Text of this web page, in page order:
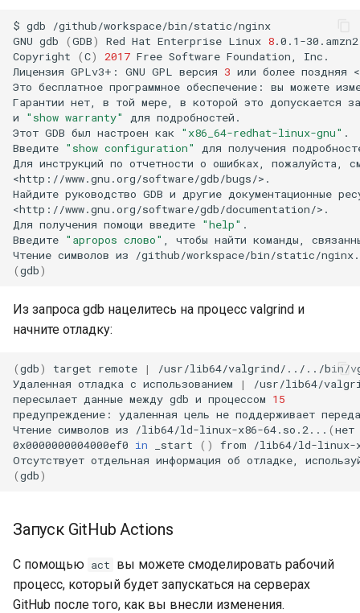
$ gdb
/github/workspace/bin/static/nginx
GNU gdb (GDB) Red Hat Enterprise Linux 8.0.1-
Copyright
(C) 2017 Free Software Foundation,
Inc.
Лицензия GPLv3+: GNU GPL версия 3 или более поздняя
Это бесплатное программное обеспечение: вы можете
Гарантии нет, в той мере, в которой это допускается
и
"show warranty" для подробностей.
Этот GDB был настроен как "x86_64-redhat-linux-gnu" .
Введите "show configuration" для получения
Для инструкций по отчетности о ошибках, пожалуйста,
<http://www.gnu.org/software/gdb/bugs/>.
Найдите руководство GDB и другие документационные
<http://www.gnu.org/software/gdb/documentation/>.
Для получения помощи введите "help" .
Введите "apropos слово" чтобы найти команды,
Чтение символов из
(gdb)
Из запроса gdb нацелитесь на процесс valgrind и
начните отладку:
(gdb) target remote |
/usr/lib64/valgrind/../../bin/
Удаленная отладка с использованием |
/usr/lib64/
пересылает данные между gdb и процессом 15
предупреждение:
удаленная цель не поддерживает
Чтение символов из /lib64/ld-linux-x86-64.so.2... (нет
0x0000000004000ef0 in _start () from
/lib64/ld-linux-
Отсутствует отдельная информация об отладке,
(gdb)
Запуск GitHub Actions
С помощью act вы можете смоделировать рабочий
процесс, который будет запускаться на серверах
GitHub после того, как вы внесли изменения.